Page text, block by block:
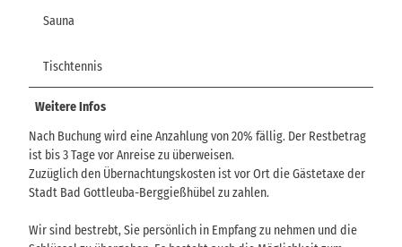
Sauna
Tischtennis
Weitere Infos
Nach Buchung wird eine Anzahlung von 20% fällig. Der Restbetrag
ist bis 3 Tage vor Anreise zu überweisen.
Zuzüglich den Übernachtungskosten ist vor Ort die Gästetaxe der
Stadt Bad Gottleuba-Berggießhübel zu zahlen.
Wir sind bestrebt, Sie persönlich in Empfang zu nehmen und die